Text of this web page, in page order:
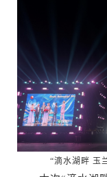
“滴水湖畔 玉